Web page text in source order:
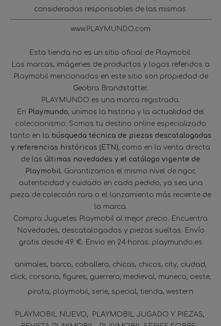
consideradas responsables de las mismas.
www.PLAYMUNDO.com
Esta tienda no es un sitio oficial de Playmobil.
Las marcas, imágenes de productos y logos referidos a
Playmobil mencionadas en este sitio son propiedad de
Geobra Brandstätter.
PLAYMUNDO es una marca registrada.
En Playmundo, unimos la historia y la actualidad del
coleccionismo. Somos tu destino online especializado
tanto en la búsqueda técnica de piezas descatalogadas
y referencias históricas (ETN), como en la venta directa
de las últimas novedades y el catálogo vigente de
Playmobil. Garantizamos el mismo nivel de rigor,
autenticidad y cuidado en cada pedido, ya sea una
pieza de colección rara o el lanzamiento más reciente de
la marca.
Compra Juguetes Playmobil al mejor precio. Encuentra
Novedades, descatalogados y piezas sueltas. Envío
gratis desde 49 €. Envio en 24 horas. playmundo.es
animales barco caballero chicas chicos city ciudad
click corsario figures guerrero medieval muneco oeste
pirata playmobil serie special tienda western
PLAYMOBIL NUEVO
PLAYMOBIL JUGADO Y PIEZAS